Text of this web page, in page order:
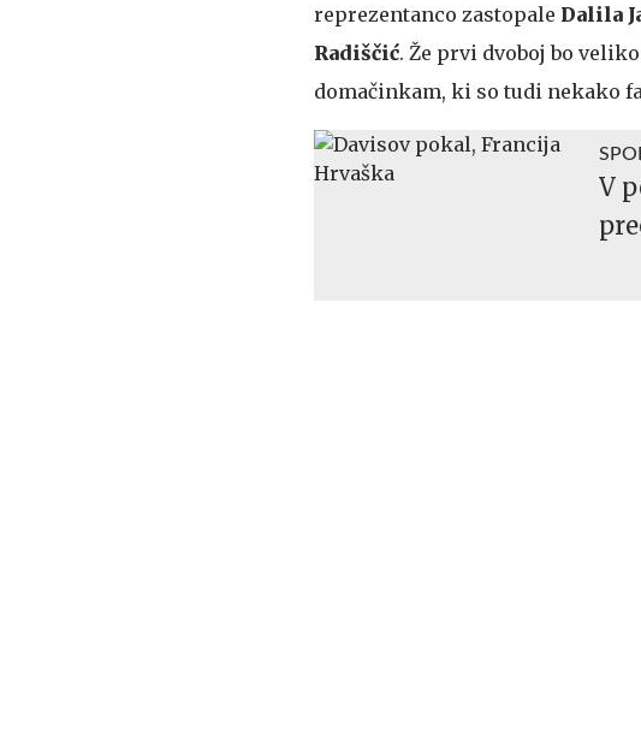
reprezentanco zastopale Dalila
Radiščić. Že prvi dvoboj bo
domačinkam, ki so tudi nekako
V